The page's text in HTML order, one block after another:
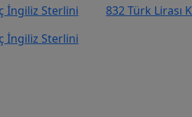
İngiliz Sterlini 832 Türk Lirası
İngiliz Sterlini